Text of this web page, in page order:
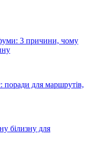
3 причини, чому
поради для маршрутів,
білизну для